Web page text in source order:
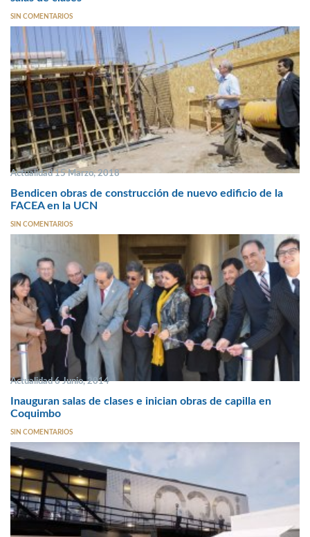
SIN COMENTARIOS
Actualidad 15 Marzo, 2018
Bendicen obras de construcción de nuevo edificio de la
FACEA en la UCN
SIN COMENTARIOS
Actualidad 6 Junio, 2014
Inauguran salas de clases e inician obras de capilla en
Coquimbo
SIN COMENTARIOS